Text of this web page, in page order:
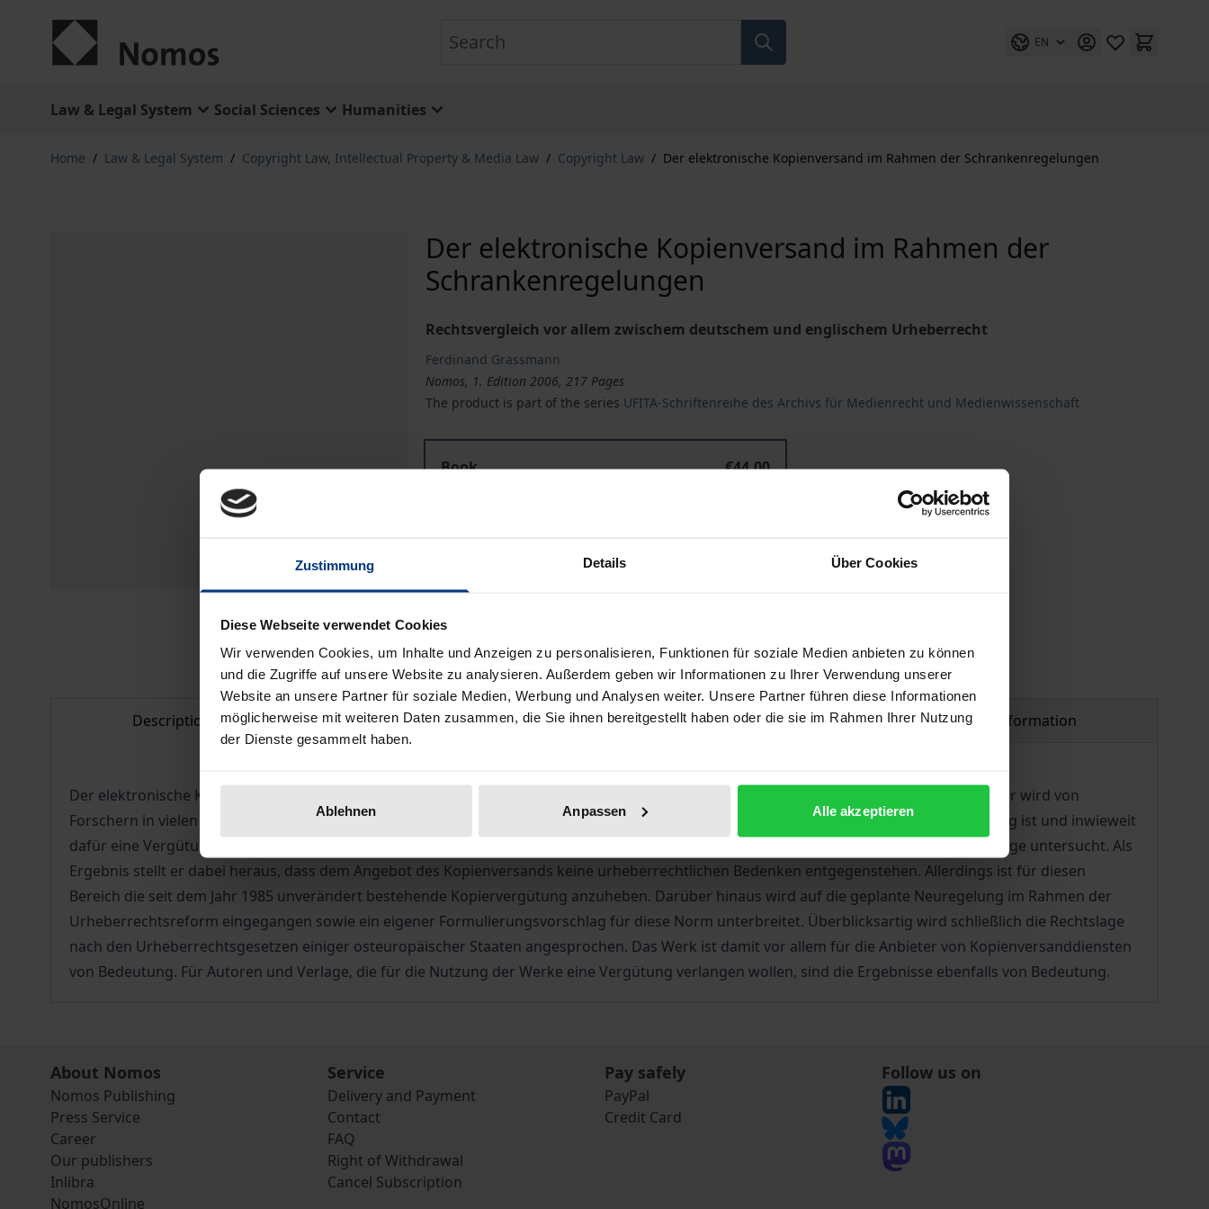
Zustimmung Details Über Cookies
Diese Webseite verwendet Cookies
Wir verwenden Cookies, um Inhalte und Anzeigen zu personalisieren, Funktionen für soziale Medien anbieten zu können
und die Zugriffe auf unsere Website zu analysieren. Außerdem geben wir Informationen zu Ihrer Verwendung unserer
Website an unsere Partner für soziale Medien, Werbung und Analysen weiter. Unsere Partner führen diese Informationen
möglicherweise mit weiteren Daten zusammen, die Sie ihnen bereitgestellt haben oder die sie im Rahmen Ihrer Nutzung
der Dienste gesammelt haben.
Ablehnen Anpassen Alle akzeptieren
EN
Law & Legal System Social Sciences Humanities
Home / Law & Legal System / Copyright Law, Intellectual Property & Media Law / Copyright Law / Der elektronische Kopienversand im Rahmen der Schrankenregelungen
Der elektronische Kopienversand im Rahmen der
Schrankenregelungen
Rechtsvergleich vor allem zwischem deutschem und englischem Urheberrecht
Ferdinand Grassmann
Nomos, 1. Edition 2006, 217 Pages
The product is part of the series UFITA-Schriftenreihe des Archivs für Medienrecht und Medienwissenschaft
Book
€44.00
Add to Cart
Delivery cost notice
Description Bibliographical data Reviews Product safety information
Der elektronische Kopienversand ist in der heutigen Wissensgesellschaft eine unverzichtbare Möglichkeit der Informationsbeschaffung. Er wird von
Forschern in vielen Situationen genutzt. Gegenstand aktueller Diskussionen ist die Frage, ob diese Dienstleistung urheberrechtlich zulässig ist und inwieweit
dafür eine Vergütung an die Urheber zu zahlen ist. Diese Probleme werden vom Autor eingehend für die deutsche und englische Rechtslage untersucht. Als
Ergebnis stellt er dabei heraus, dass dem Angebot des Kopienversands keine urheberrechtlichen Bedenken entgegenstehen. Allerdings ist für diesen
Bereich die seit dem Jahr 1985 unverändert bestehende Kopiervergütung anzuheben. Darüber hinaus wird auf die geplante Neuregelung im Rahmen der
Urheberrechtsreform eingegangen sowie ein eigener Formulierungsvorschlag für diese Norm unterbreitet. Überblicksartig wird schließlich die Rechtslage
nach den Urheberrechtsgesetzen einiger osteuropäischer Staaten angesprochen. Das Werk ist damit vor allem für die Anbieter von Kopienversanddiensten
von Bedeutung. Für Autoren und Verlage, die für die Nutzung der Werke eine Vergütung verlangen wollen, sind die Ergebnisse ebenfalls von Bedeutung.
About Nomos
Nomos Publishing
Press Service
Career
Our publishers
Inlibra
NomosOnline
Service
Delivery and Payment
Contact
FAQ
Right of Withdrawal
Cancel Subscription
Pay safely
PayPal
Credit Card
Follow us on